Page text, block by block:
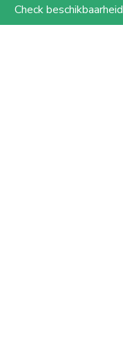
Check beschikbaarheid